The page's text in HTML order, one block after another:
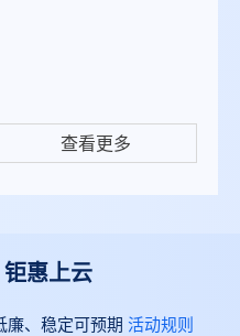
查看更多
惠上云
廉、稳定可预期 活动规则